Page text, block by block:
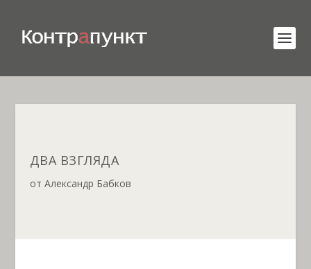
ДВА ВЗГЛЯДА
от Александр Бабков